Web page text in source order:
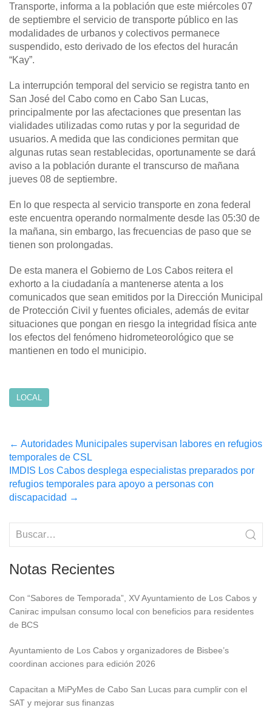
Transporte, informa a la población que este miércoles 07
de septiembre el servicio de transporte público en las
modalidades de urbanos y colectivos permanece
suspendido, esto derivado de los efectos del huracán
“Kay”.
La interrupción temporal del servicio se registra tanto en
San José del Cabo como en Cabo San Lucas,
principalmente por las afectaciones que presentan las
vialidades utilizadas como rutas y por la seguridad de
usuarios. A medida que las condiciones permitan que
algunas rutas sean restablecidas, oportunamente se dará
aviso a la población durante el transcurso de mañana
jueves 08 de septiembre.
En lo que respecta al servicio transporte en zona federal
este encuentra operando normalmente desde las 05:30 de
la mañana, sin embargo, las frecuencias de paso que se
tienen son prolongadas.
De esta manera el Gobierno de Los Cabos reitera el
exhorto a la ciudadanía a mantenerse atenta a los
comunicados que sean emitidos por la Dirección Municipal
de Protección Civil y fuentes oficiales, además de evitar
situaciones que pongan en riesgo la integridad física ante
los efectos del fenómeno hidrometeorológico que se
mantienen en todo el municipio.
LOCAL
Post
navigation
← Autoridades Municipales supervisan labores en refugios
temporales de CSL
IMDIS Los Cabos desplega especialistas preparados por
refugios temporales para apoyo a personas con
discapacidad →
Notas Recientes
Con “Sabores de Temporada”, XV Ayuntamiento de Los Cabos y
Canirac impulsan consumo local con beneficios para residentes
de BCS
Ayuntamiento de Los Cabos y organizadores de Bisbee’s
coordinan acciones para edición 2026
Capacitan a MiPyMes de Cabo San Lucas para cumplir con el
SAT y mejorar sus finanzas